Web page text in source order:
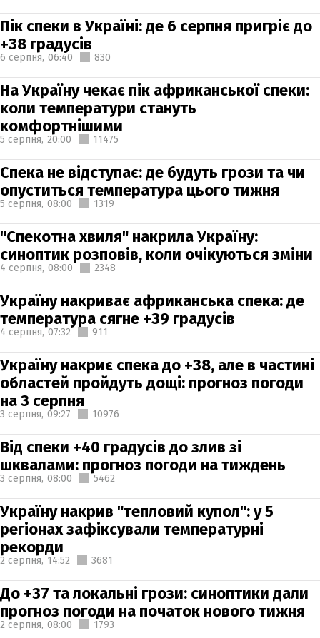
Пік спеки в Україні: де 6 серпня пригріє до
+38 градусів
6 серпня, 06:40 830
На Україну чекає пік африканської спеки:
коли температури стануть
комфортнішими
5 серпня, 20:00 11475
Спека не відступає: де будуть грози та чи
опуститься температура цього тижня
5 серпня, 08:00 1319
"Спекотна хвиля" накрила Україну:
синоптик розповів, коли очікуються зміни
4 серпня, 08:00 2348
Україну накриває африканська спека: де
температура сягне +39 градусів
4 серпня, 07:32 911
Україну накриє спека до +38, але в частині
областей пройдуть дощі: прогноз погоди
на 3 серпня
3 серпня, 09:27 10976
Від спеки +40 градусів до злив зі
шквалами: прогноз погоди на тиждень
3 серпня, 08:00 5462
Україну накрив "тепловий купол": у 5
регіонах зафіксували температурні
рекорди
2 серпня, 14:52 3681
До +37 та локальні грози: синоптики дали
прогноз погоди на початок нового тижня
2 серпня, 08:00 1793